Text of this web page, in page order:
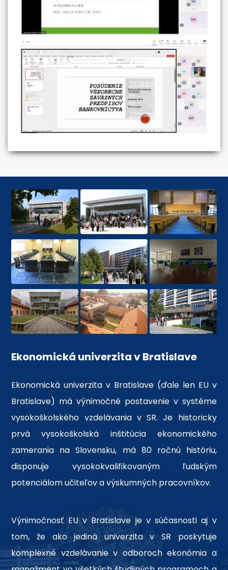
Ekonomická univerzita v Bratislave
Ekonomická univerzita v Bratislave (ďale len EU v
Bratislave) má výnimočné postavenie v systéme
vysokoškolského vzdelávania v SR. Je historicky
prvá vysokoškolská inštitúcia ekonomického
zamerania na Slovensku, má 80 ročnú históriu,
disponuje vysokokvalifikovaným ľudským
potenciálom učiteľov a výskumných pracovníkov.
Výnimočnosť EU v Bratislave je v súčasnosti aj v
tom, že ako jediná univerzita v SR poskytuje
komplexné vzdelávanie v odboroch ekonómia a